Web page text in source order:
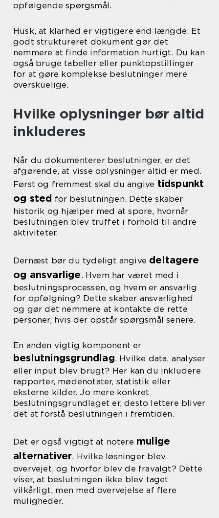
opfølgende spørgsmål.
Husk, at klarhed er vigtigere end længde. Et
godt struktureret dokument gør det
nemmere at finde information hurtigt. Du kan
også bruge tabeller eller punktopstillinger
for at gøre komplekse beslutninger mere
overskuelige.
Hvilke oplysninger bør altid
inkluderes
Når du dokumenterer beslutninger, er det
afgørende, at visse oplysninger altid er med.
Først og fremmest skal du angive tidspunkt
og sted for beslutningen. Dette skaber
historik og hjælper med at spore, hvornår
beslutningen blev truffet i forhold til andre
aktiviteter.
Dernæst bør du tydeligt angive deltagere
og ansvarlige. Hvem har været med i
beslutningsprocessen, og hvem er ansvarlig
for opfølgning? Dette skaber ansvarlighed
og gør det nemmere at kontakte de rette
personer, hvis der opstår spørgsmål senere.
En anden vigtig komponent er
beslutningsgrundlag. Hvilke data, analyser
eller input blev brugt? Her kan du inkludere
rapporter, mødenotater, statistik eller
eksterne kilder. Jo mere konkret
beslutningsgrundlaget er, desto lettere bliver
det at forstå beslutningen i fremtiden.
Det er også vigtigt at notere mulige
alternativer. Hvilke løsninger blev
overvejet, og hvorfor blev de fravalgt? Dette
viser, at beslutningen ikke blev taget
vilkårligt, men med overvejelse af flere
muligheder.